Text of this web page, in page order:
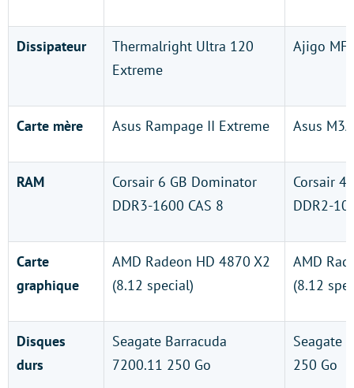
Dissipateur
Thermalright Ultra 120
Extreme
Ajigo
Carte mère Asus Rampage II Extreme Asus
RAM
Corsair 6 GB Dominator
DDR3-1600 CAS 8
Corsair 4
DDR2-
Carte
graphique
AMD Radeon HD 4870 X2
(8.12 special)
AMD
(8.12
Disques
durs
Seagate Barracuda
7200.11 250 Go
Seagate
250 Go